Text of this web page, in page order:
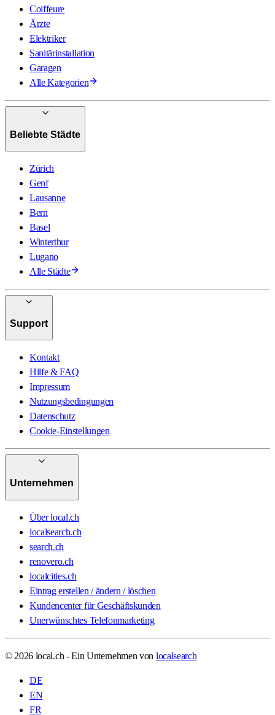
Coiffeure
Ärzte
Elektriker
Sanitärinstallation
Garagen
Alle Kategorien
Beliebte Städte
Zürich
Genf
Lausanne
Bern
Basel
Winterthur
Lugano
Alle Städte
Support
Kontakt
Hilfe & FAQ
Impressum
Nutzungsbedingungen
Datenschutz
Cookie-Einstellungen
Unternehmen
Über local.ch
localsearch.ch
search.ch
renovero.ch
localcities.ch
Eintrag erstellen / ändern / löschen
Kundencenter für Geschäftskunden
Unerwünschtes Telefonmarketing
© 2026 local.ch - Ein Unternehmen von localsearch
DE
EN
FR